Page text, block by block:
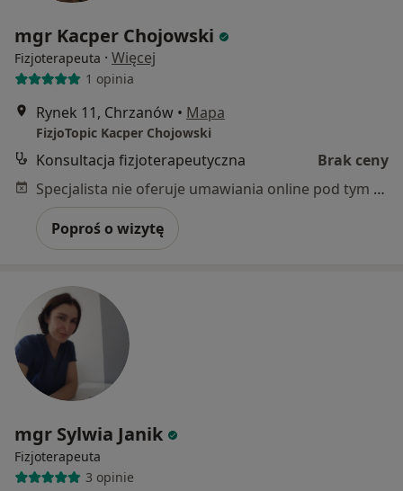
mgr Kacper Chojowski
Fizjoterapeuta · Więcej
1 opinia
Rynek 11, Chrzanów • Mapa
FizjoTopic Kacper Chojowski
Konsultacja fizjoterapeutyczna
Brak ceny
Specjalista nie oferuje umawiania online pod tym adresem.
Poproś o wizytę
mgr Sylwia Janik
Fizjoterapeuta
3 opinie